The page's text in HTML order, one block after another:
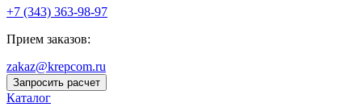
+7 (343) 363-98-97
Прием заказов:
zakaz@krepcom.ru
Запросить расчет
Каталог